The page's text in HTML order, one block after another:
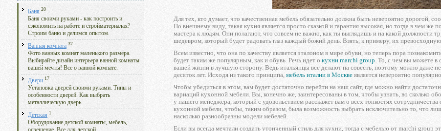
Баня 20
Баня своими руками - как построить и
сэкономить на работе и стройматериалах?
Строим баню и делимся опытом.
Ванная комната 37
Фото ванных комнат маленького размера.
Выбирайте дизайн интерьера ванной комнаты
вашей мечты! Все о ванной комнате.
Двери 17
Установка дверей своими руками. Типы и
особенности дверей. Как выбрать
металлическую дверь.
Детская 1
Оборудование детской комнаты, мебель,
освещение. Все для детской.
Для тех, кто думает, что качественная мебель обязательно должна быть невероятно дорогой,
По внешнему виду, такая кухня является просто сказкой и гарантия высокая, но тогда в чем же
мастера к людям. Они полагают, что совсем не важно, как ты выглядишь и на какой должности
шедевром, который будет радовать глаз каждый божий день. Взять, к примеру, их
Всем известно, что она по качеству является эталоном в мире обуви, но теперь пора
будет таким же популярным, как и обувь. Речь идет о кухни marchi group. То, с чем вы можете в
вашей жизни в лучшую сторону. Ведь итальянцы все делают на совесть, поэтому можно даже
десяток лет. Исходя из такого принципа, мебель италии в Москве является невероятно
Чтобы убедиться в этом, вам будет достаточно перейти на наш сайт, где можно найти
вариаций кухонной мебели. Вы, конечно же, заинтересованы в том, чтобы узнать, во сколько
у нашего менеджера, который с удовольствием расскажет вам о всех тонкостях
кухонной мебели, чтобы, таким образом, была возможность выбрать исключительно то, что
насколько разнообразны модели мебелей.
Если вы всегда мечтали создать утонченный стиль для кухни, тогда с мебелью от marchi group